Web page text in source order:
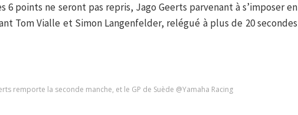
6 points ne seront pas repris, Jago Geerts parvenant à s’imposer en
Tom Vialle et Simon Langenfelder, relégué à plus de 20 secondes
remporte la seconde manche, et le GP de Suède @Yamaha Racing